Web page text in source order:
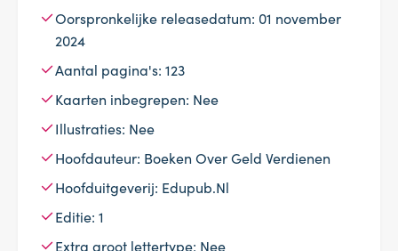
Oorspronkelijke releasedatum: 01 november
2024
Aantal pagina's: 123
Kaarten inbegrepen: Nee
Illustraties: Nee
Hoofdauteur: Boeken Over Geld Verdienen
Hoofduitgeverij: Edupub.Nl
Editie: 1
Extra groot lettertype: Nee